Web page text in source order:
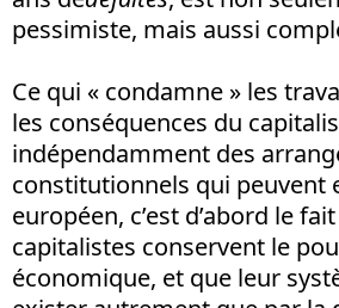
pessimiste, mais aussi
Ce qui « condamne » les
les conséquences du
indépendamment des
constitutionnels qui peuvent
européen, c’est d’abord le
capitalistes conservent le
économique, et que leur